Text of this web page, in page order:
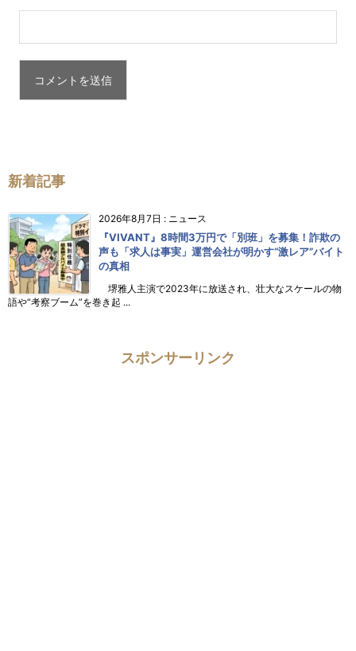
新着記事
2026年8月7日 : ニュース
『VIVANT』8時間3万円で「別班」を募集！詐欺の
声も「求人は事実」運営会社が明かす“激レア”バイト
の真相
堺雅人主演で2023年に放送され、壮大なスケールの物
語や“考察ブーム”を巻き起 ...
スポンサーリンク